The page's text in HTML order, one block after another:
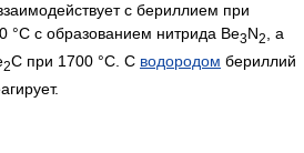
с бериллием при
°C с образованием нитрида Be3N2, а
2С при 1700 °C. С водородом бериллий